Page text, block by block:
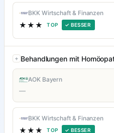
BKK Wirtschaft & Finanzen
★★★ TOP ✓ BESSER
Behandlungen mit
AOK Bayern
—
BKK Wirtschaft & Finanzen
★★★ TOP ✓ BESSER